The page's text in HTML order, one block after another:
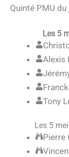
Quinté PMU du
Les 5
Alexis
Tony
Les 5
Pierre